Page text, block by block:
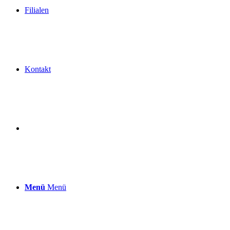
Filialen
Kontakt
Menü Menü